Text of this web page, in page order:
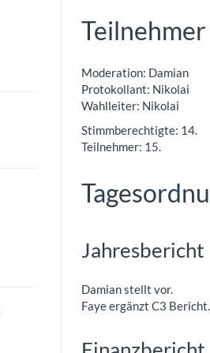
Teilnehmer
Moderation: Damian
Protokollant: Nikolai
Wahlleiter: Nikolai
Stimmberechtigte: 14.
Teilnehmer: 15.
Jahresbericht
Damian stellt vor.
Faye ergänzt C3 Bericht.